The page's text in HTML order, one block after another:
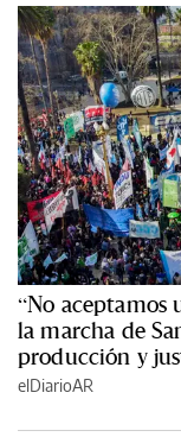
“No aceptamos
la marcha de
producción y
elDiarioAR